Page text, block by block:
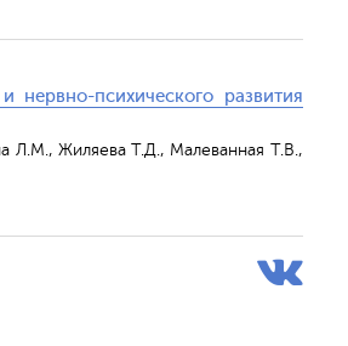
нервно-психического развития
Л.М., Жиляева Т.Д., Малеванная Т.В.,